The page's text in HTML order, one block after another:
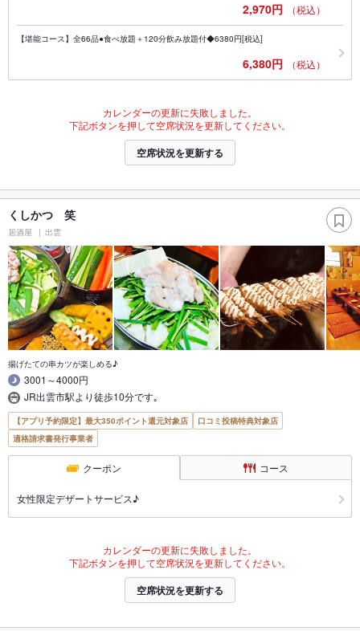
2,970円 （税込）
【堪能コース】全66品●食べ放題＋120分飲み放題付◆6380円[税込]
6,380円 （税込）
カレンダーの更新に失敗しました。
下記ボタンを押して空席状況を更新してください。
空席状況を更新する
くしかつ 笑
居酒屋 出雲
揚げたての串カツが楽しめる♪
3001～4000円
JR出雲市駅より徒歩10分です｡
【アプリ予約限定】最大350ポイント還元対象店
口コミ投稿特典対象店
適格請求書発行事業者
クーポン コース
女性限定デザートサービス♪
カレンダーの更新に失敗しました。
下記ボタンを押して空席状況を更新してください。
空席状況を更新する